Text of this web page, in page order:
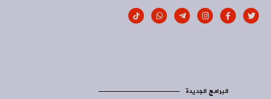
البرامج الجديدة